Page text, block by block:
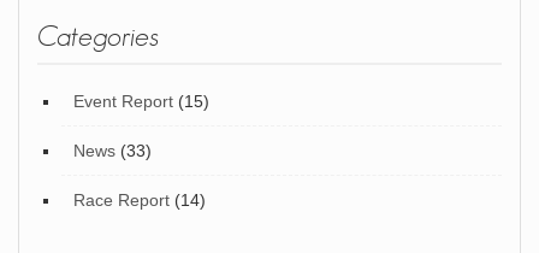
Categories
Event Report (15)
News (33)
Race Report (14)